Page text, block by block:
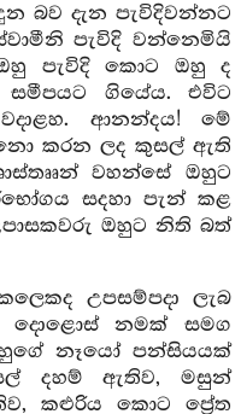
බව දැන පැවිදිවන්නට
පැවිදි වන්නෙමියි
පැවිදි කොට ඔහු ද
ගියේය. එවිට
ආනන්දය! මේ
කරන ලද කුසල් ඇති
වහන්සේ ඔහුට
සදහා පැන් කළ
ඔහුට නිති බත්
උපසම්පදා ලැබ
දොළොස් නමක් සමග
නෑයෝ පන්සියයක්
දහම් ඇතිව, මසුන්
කළුරිය කොට ප්‍රේත